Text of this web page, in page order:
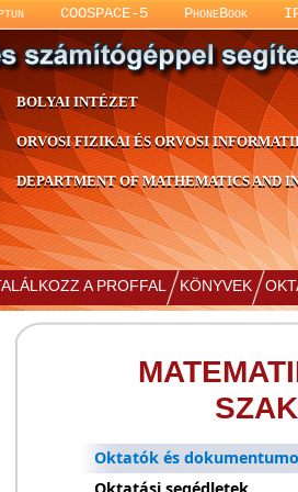
COOSPACE-5 PhoneBook
BOLYAI INTÉZET
ORVOSI FIZIKAI ÉS ORVOSI
DEPARTMENT OF MATHEMATICS AND
A PROFFAL KÖNYVEK
Oktatók és